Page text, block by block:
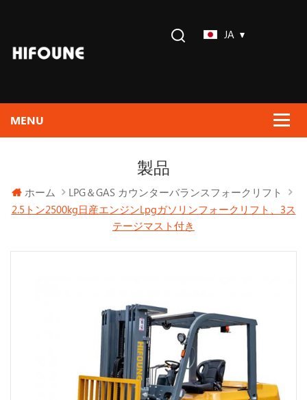
JA
製品
ホーム
LPG＆GAS カウンターバランスフォークリフト
2.5トン2500kg日産エンジンLpgガソリンフォークリフト、3ス
テージマスト付き